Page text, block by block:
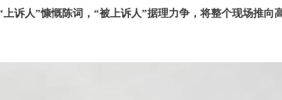
诉人”慷慨陈词，“被上诉人”据理力争，将整个现场推向